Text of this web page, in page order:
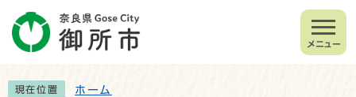
メニュー
現在位置 ホーム